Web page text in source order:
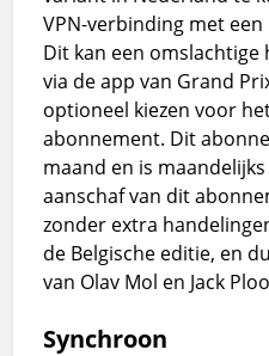
VPN-verbinding met
Dit kan een omslachtige
via de app van Grand
optioneel kiezen voor
abonnement. Dit
maand en is
aanschaf van dit
zonder extra
de Belgische editie, en
van Olav Mol en Jack
Synchroon